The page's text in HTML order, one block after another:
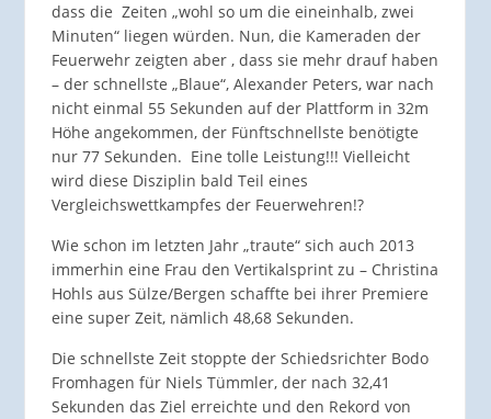
dass die Zeiten „wohl so um die eineinhalb, zwei
Minuten“ liegen würden. Nun, die Kameraden der
Feuerwehr zeigten aber , dass sie mehr drauf haben
– der schnellste „Blaue“, Alexander Peters, war nach
nicht einmal 55 Sekunden auf der Plattform in 32m
Höhe angekommen, der Fünftschnellste benötigte
nur 77 Sekunden. Eine tolle Leistung!!! Vielleicht
wird diese Disziplin bald Teil eines
Vergleichswettkampfes der Feuerwehren!?
Wie schon im letzten Jahr „traute“ sich auch 2013
immerhin eine Frau den Vertikalsprint zu – Christina
Hohls aus Sülze/Bergen schaffte bei ihrer Premiere
eine super Zeit, nämlich 48,68 Sekunden.
Die schnellste Zeit stoppte der Schiedsrichter Bodo
Fromhagen für Niels Tümmler, der nach 32,41
Sekunden das Ziel erreichte und den Rekord von